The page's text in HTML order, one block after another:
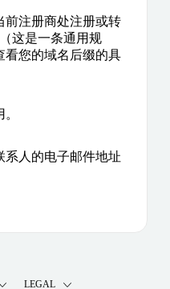
前注册商处注册或转
这是一条通用规
看您的域名后缀的具
系人的电子邮件地址
LEGAL